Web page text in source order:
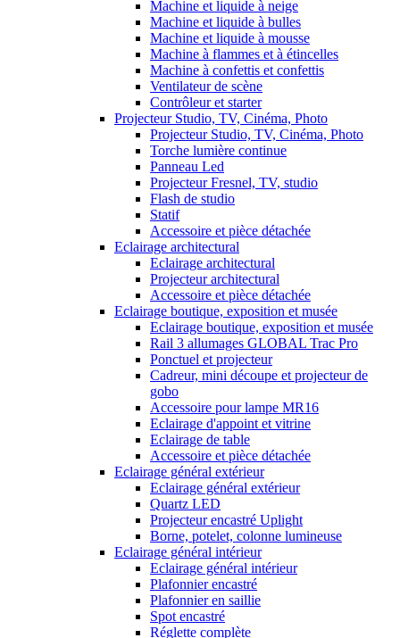
Machine et liquide à neige
Machine et liquide à bulles
Machine et liquide à mousse
Machine à flammes et à étincelles
Machine à confettis et confettis
Ventilateur de scène
Contrôleur et starter
Projecteur Studio, TV, Cinéma, Photo
Projecteur Studio, TV, Cinéma, Photo
Torche lumière continue
Panneau Led
Projecteur Fresnel, TV, studio
Flash de studio
Statif
Accessoire et pièce détachée
Eclairage architectural
Eclairage architectural
Projecteur architectural
Accessoire et pièce détachée
Eclairage boutique, exposition et musée
Eclairage boutique, exposition et musée
Rail 3 allumages GLOBAL Trac Pro
Ponctuel et projecteur
Cadreur, mini découpe et projecteur de
gobo
Accessoire pour lampe MR16
Eclairage d'appoint et vitrine
Eclairage de table
Accessoire et pièce détachée
Eclairage général extérieur
Eclairage général extérieur
Quartz LED
Projecteur encastré Uplight
Borne, potelet, colonne lumineuse
Eclairage général intérieur
Eclairage général intérieur
Plafonnier encastré
Plafonnier en saillie
Spot encastré
Réglette complète